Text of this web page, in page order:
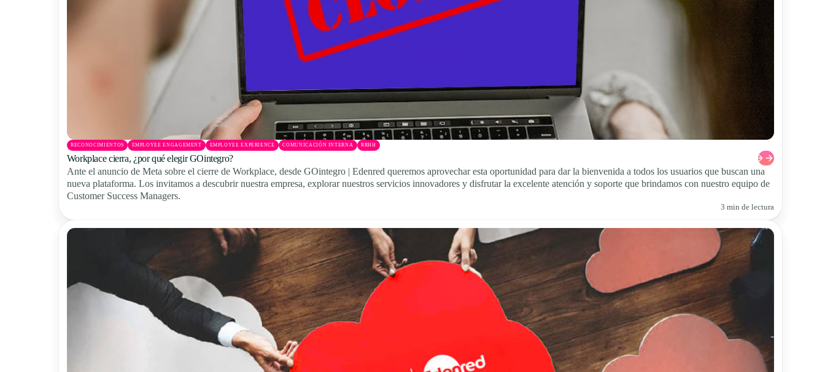
RECONOCIMIENTOS EMPLOYEE ENGAGEMENT EMPLOYEE EXPERIENCE COMUNICACIÓN INTERNA RRHH
Workplace cierra, ¿por qué elegir GOintegro?
Ante el anuncio de Meta sobre el cierre de Workplace, desde GOintegro | Edenred queremos aprovechar esta oportunidad para dar la bienvenida a todos los usuarios que buscan una
nueva plataforma. Los invitamos a descubrir nuestra empresa, explorar nuestros servicios innovadores y disfrutar la excelente atención y soporte que brindamos con nuestro equipo de
Customer Success Managers.
3 min de lectura